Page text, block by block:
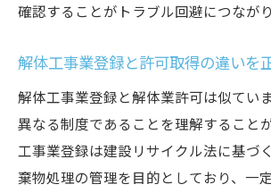
解説
解体工事業登録の必要性と手
理解
解体業許可と建設業許可の
ント
確認することがトラブル回避につながり
解体工事業登録と許可取得の違いを
解体工事業登録と解体業許可は似てい
異なる制度であることを理解すること
工事業登録は建設リサイクル法に基づ
棄物処理の管理を目的としており、一